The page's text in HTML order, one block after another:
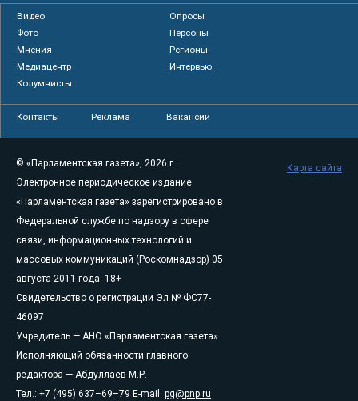
Видео
Опросы
Фото
Персоны
Мнения
Регионы
Медиацентр
Интервью
Колумнисты
Контакты Реклама Вакансии
© «Парламентская газета», 2026 г.
Электронное периодическое издание
«Парламентская газета» зарегистрировано в
Федеральной службе по надзору в сфере
связи, информационных технологий и
массовых коммуникаций (Роскомнадзор) 05
августа 2011 года. 18+
Свидетельство о регистрации Эл № ФС77-
46097
Учредитель — АНО «Парламентская газета»
Исполняющий обязанности главного
редактора — Абдуллаев М.Р.
Тел.: +7 (495) 637–69–79 E-mail: pg@pnp.ru
Карта сайта